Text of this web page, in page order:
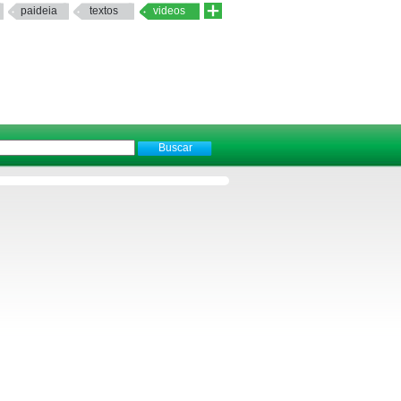
paideia textos videos